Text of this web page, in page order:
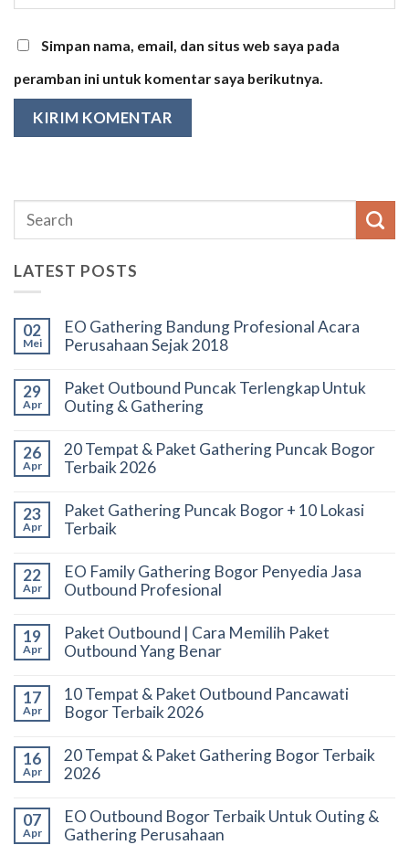
Simpan nama, email, dan situs web saya pada
peramban ini untuk komentar saya berikutnya.
LATEST POSTS
02
Mei
EO Gathering Bandung Profesional Acara
Perusahaan Sejak 2018
29
Apr
Paket Outbound Puncak Terlengkap Untuk
Outing & Gathering
26
Apr
20 Tempat & Paket Gathering Puncak Bogor
Terbaik 2026
23
Apr
Paket Gathering Puncak Bogor + 10 Lokasi
Terbaik
22
Apr
EO Family Gathering Bogor Penyedia Jasa
Outbound Profesional
19
Apr
Paket Outbound | Cara Memilih Paket
Outbound Yang Benar
17
Apr
10 Tempat & Paket Outbound Pancawati
Bogor Terbaik 2026
16
Apr
20 Tempat & Paket Gathering Bogor Terbaik
2026
07
Apr
EO Outbound Bogor Terbaik Untuk Outing &
Gathering Perusahaan